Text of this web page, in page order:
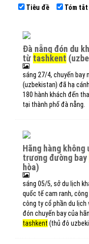
Tiêu đề Tóm tắt
đà nẵng đón du khách trên chuyến bay trực tiếp
từ tashkent
sáng 27/4, chuyến bay
(uzbekistan) đã hạ
180 hành khách đến
tại thành phố đà nẵng.
hãng hàng không uzbekistan airways khai
trương đường bay
hòa)
sáng 05/5, sở du lịch
quốc tế cam ranh,
công ty cổ phần du
đón chuyến bay của
tashkent (thủ đô